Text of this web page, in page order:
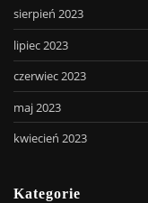
sierpień 2023
lipiec 2023
czerwiec 2023
maj 2023
kwiecień 2023
Kategorie